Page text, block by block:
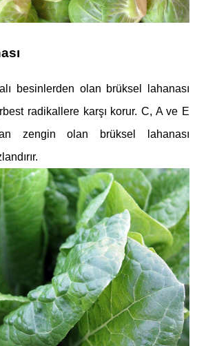
besinlerden olan brüksel lahanası
radikallere karşı korur. C, A ve E
zengin olan brüksel lahanası